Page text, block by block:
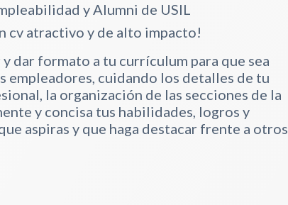
y Alumni de USIL
cv atractivo y de alto impacto!
dar formato a tu currículum para que sea
cuidando los detalles de tu
la organización de las secciones de la
y concisa tus habilidades, logros y
aspiras y que haga destacar frente a otros